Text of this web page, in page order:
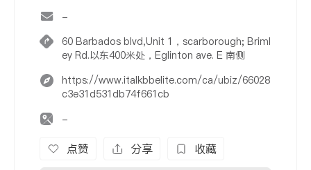
-
60 Barbados blvd,Unit 1，scarborough; Briml
ey Rd.以东400米处，Eglinton ave. E 南侧
https://www.italkbbelite.com/ca/ubiz/66028
c3e31d531db74f661cb
-
点赞 分享 收藏